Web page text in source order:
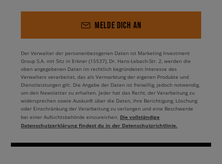
MELDE DICH AN
Der Verwalter der personenbezogenen Daten ist Marketing Investment
Group S.A. mit Sitz in Erkner (15537), Dr. Hans-Lebach-Str. 2, werden die
oben angegebenen Daten im rechtlich begründeten Interesse des
Verwalters verarbeitet, das als Vermarktung der eigenen Produkte und
Dienstleistungen gilt. Die Angabe der Daten ist freiwillig, jedoch notwendig,
um den Newsletter zu erhalten. Jeder hat das Recht, der Verarbeitung zu
widersprechen sowie Auskunft über die Daten, ihre Berichtigung, Löschung
oder Einschränkung der Verarbeitung zu verlangen und eine Beschwerde
bei einer Aufsichtsbehörde einzureichen. Die vollständige
Datenschutzerklärung findest du in der Datenschutzrichtlinie.